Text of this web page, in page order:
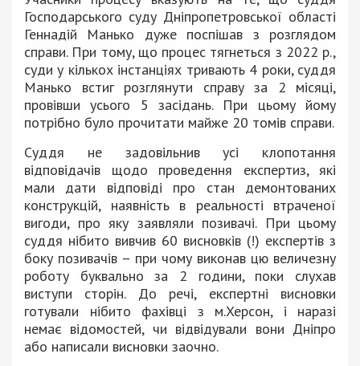
Господарського суду Дніпропетровської області
Геннадій Манько дуже поспішав з розглядом
справи. При тому, що процес тягнеться з 2022 р.,
суди у кількох інстанціях тривають 4 роки, суддя
Манько встиг розглянути справу за 2 місяці,
провівши усього 5 засідань. При цьому йому
потрібно було прочитати майже 20 томів справи.
Суддя не задовільнив усі клопотання
відповідачів щодо проведення експертиз, які
мали дати відповіді про стан демонтованих
конструкцій, наявність в реальності втраченої
вигоди, про яку заявляли позивачі. При цьому
суддя нібито вивчив 60 висновків (!) експертів з
боку позивачів – при чому виконав цю величезну
роботу буквально за 2 години, поки слухав
виступи сторін. До речі, експертні висновки
готували нібито фахівці з м.Херсон, і наразі
немає відомостей, чи відвідували вони Дніпро
або написали висновки заочно.